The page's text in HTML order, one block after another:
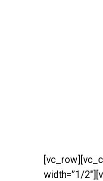
width=”1/